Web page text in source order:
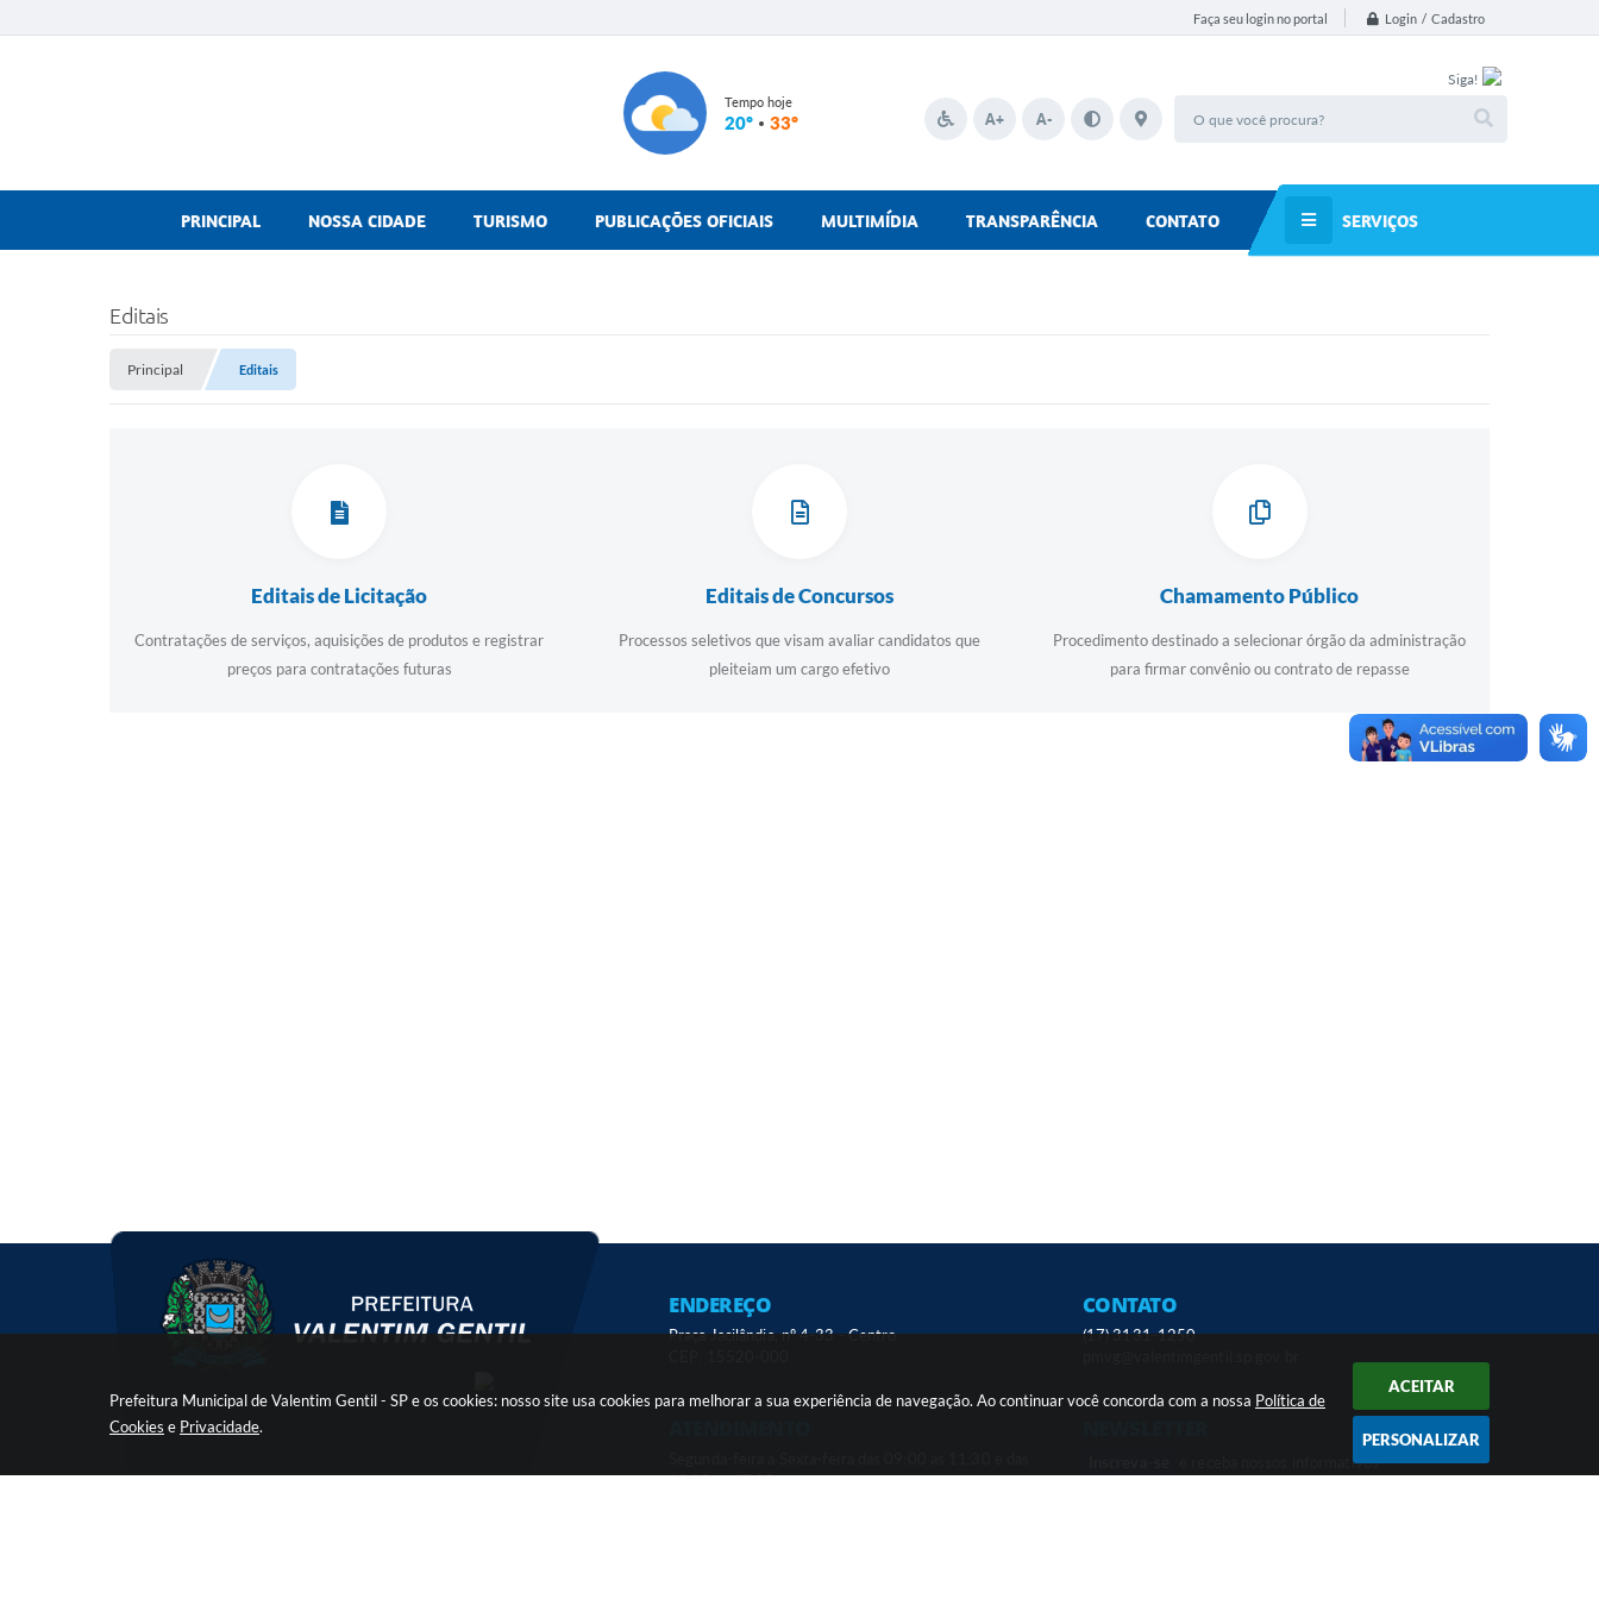
Prefeitura Municipal de Valentim Gentil - SP e os cookies: nosso site usa cookies para melhorar a sua experiência de navegação. Ao continuar você concorda com a nossa Política de
Cookies e Privacidade.
ACEITAR
PERSONALIZAR
Faça seu login no portal Login / Cadastro
Tempo hoje
20º 33º
Siga!
A+ A-
PRINCIPAL NOSSA CIDADE TURISMO PUBLICAÇÕES OFICIAIS MULTIMÍDIA TRANSPARÊNCIA CONTATO SERVIÇOS
Editais
Principal Editais
Editais de Licitação
Contratações de serviços, aquisições de produtos e registrar
preços para contratações futuras
Editais de Concursos
Processos seletivos que visam avaliar candidatos que
pleiteiam um cargo efetivo
Chamamento Público
Procedimento destinado a selecionar órgão da administração
para firmar convênio ou contrato de repasse
ENDEREÇO
Praça Jacilândia, nº 4-33 - Centro
CONTATO
(17) 3131-1250
13:00 as 17:00
e receba nossos informativos